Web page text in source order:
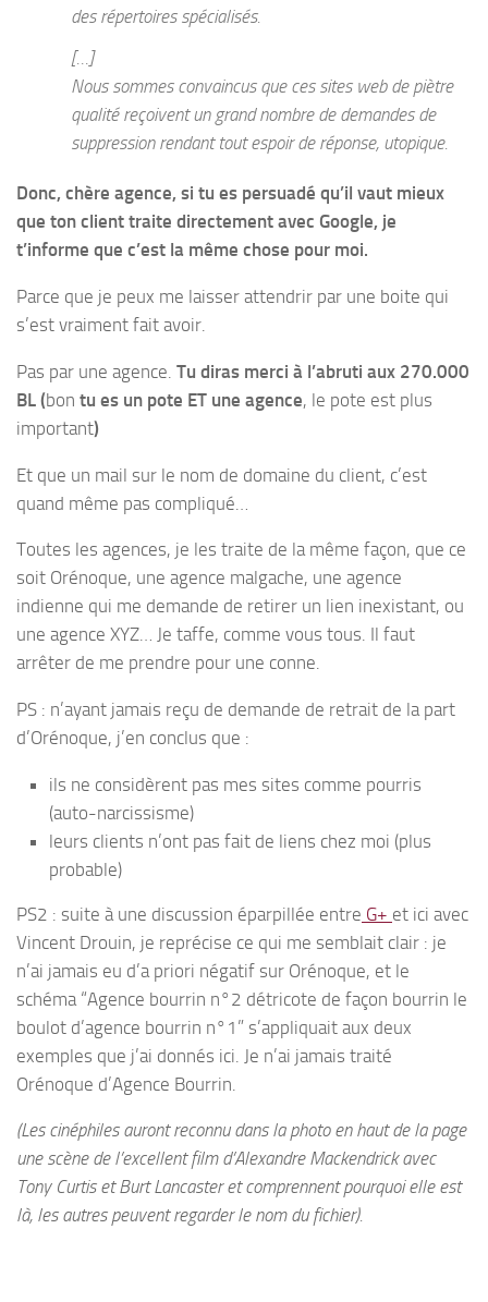
des répertoires spécialisés.
[…]
Nous sommes convaincus que ces sites web de piètre
qualité reçoivent un grand nombre de demandes de
suppression rendant tout espoir de réponse, utopique.
Donc, chère agence, si tu es persuadé qu’il vaut mieux
que ton client traite directement avec Google, je
t’informe que c’est la même chose pour moi.
Parce que je peux me laisser attendrir par une boite qui
s’est vraiment fait avoir.
Pas par une agence. Tu diras merci à l’abruti aux 270.000
BL (bon tu es un pote ET une agence, le pote est plus
important)
Et que un mail sur le nom de domaine du client, c’est
quand même pas compliqué…
Toutes les agences, je les traite de la même façon, que ce
soit Orénoque, une agence malgache, une agence
indienne qui me demande de retirer un lien inexistant, ou
une agence XYZ… Je taffe, comme vous tous. Il faut
arrêter de me prendre pour une conne.
PS : n’ayant jamais reçu de demande de retrait de la part
d’Orénoque, j’en conclus que :
ils ne considèrent pas mes sites comme pourris
(auto-narcissisme)
leurs clients n’ont pas fait de liens chez moi (plus
probable)
PS2 : suite à une discussion éparpillée entre G+ et ici avec
Vincent Drouin, je reprécise ce qui me semblait clair : je
n’ai jamais eu d’a priori négatif sur Orénoque, et le
schéma “Agence bourrin n°2 détricote de façon bourrin le
boulot d’agence bourrin n°1” s’appliquait aux deux
exemples que j’ai donnés ici. Je n’ai jamais traité
Orénoque d’Agence Bourrin.
(Les cinéphiles auront reconnu dans la photo en haut de la page
une scène de l’excellent film d’Alexandre Mackendrick avec
Tony Curtis et Burt Lancaster et comprennent pourquoi elle est
là, les autres peuvent regarder le nom du fichier).